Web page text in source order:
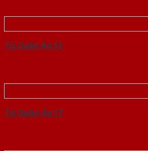
Tủ Quần Áo 51
Tủ Quần Áo 17